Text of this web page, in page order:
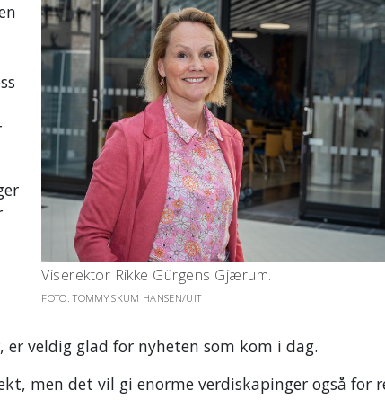
Viserektor Rikke Gürgens Gjærum.
FOTO: TOMMY SKUM HANSEN/UIT
er veldig glad for nyheten som kom i dag.
men det vil gi enorme verdiskapinger også for